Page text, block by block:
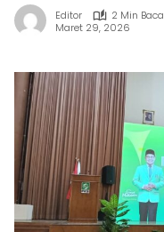
Editor
2 Min Baca
Maret 29, 2026